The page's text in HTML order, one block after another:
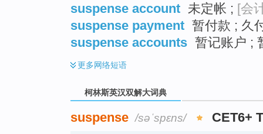
suspense account 未定帐 ; [会
suspense payment 暂付款 ; 久
suspense accounts 暂记账户 ;
更多网络短语
柯林斯英汉双解大词典
suspense /səˈspɛns/ CET6+